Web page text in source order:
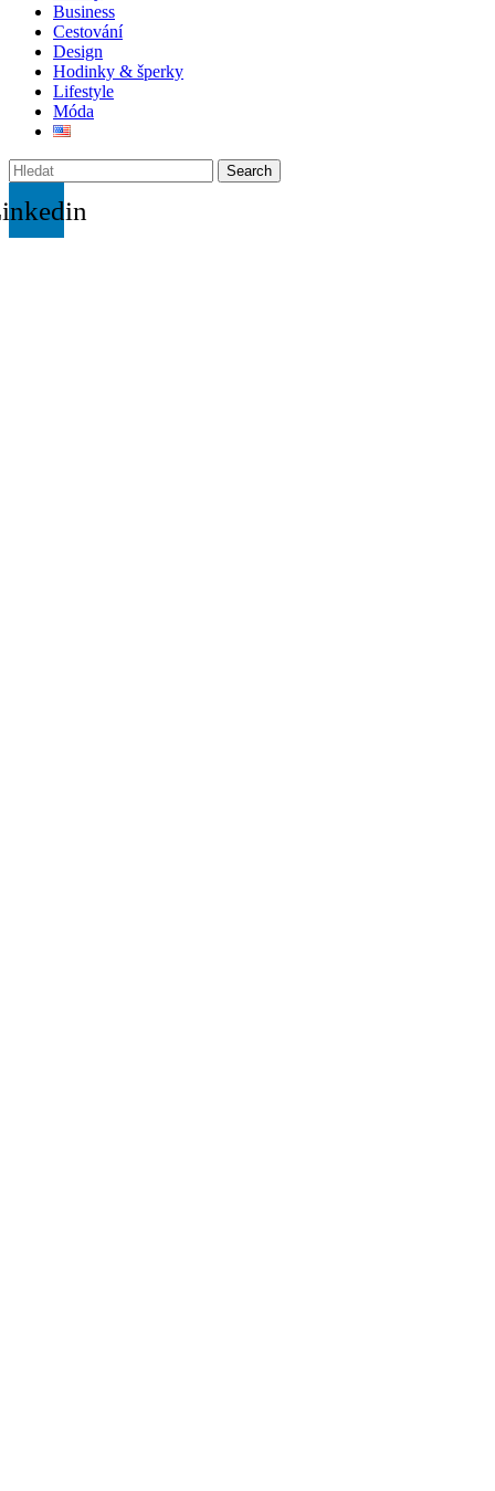
Business
Cestování
Design
Hodinky & šperky
Lifestyle
Móda
Search